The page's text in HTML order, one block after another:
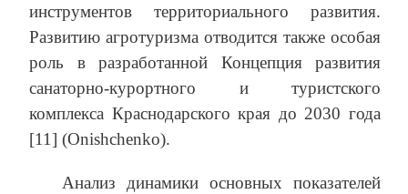
инструментов территориального развития.
Развитию агротуризма отводится также особая
роль в разработанной Концепция развития
санаторно-курортного и туристского
комплекса Краснодарского края до 2030 года
[11] (Onishchenko).
Анализ динамики основных показателей